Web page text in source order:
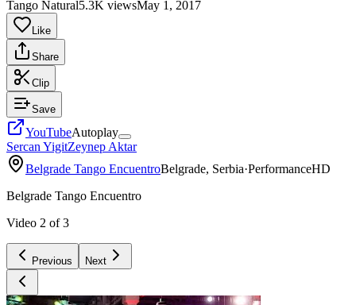
Tango Natural5.3K viewsMay 1, 2017
Like
Share
Clip
Save
YouTubeAutoplay
Sercan YigitZeynep Aktar
Belgrade Tango EncuentroBelgrade, Serbia·PerformanceHD
Belgrade Tango Encuentro
Video 2 of 3
Previous Next